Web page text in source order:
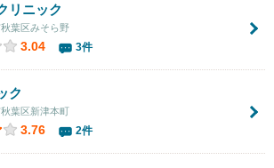
リニック
葉区みそら野
3.04 3件
ク
葉区新津本町
3.76 2件